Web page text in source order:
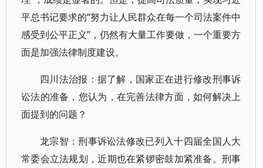
平总书记要求的“努力让人民群众在每一个司法案件中
感受到公平正义”，仍然有大量工作要做，一个重要方
面是加强法律制度建设。
四川法治报：据了解，国家正在进行修改刑事诉
讼法的准备，您认为，在完善法律方面，如何解决上
面提到的问题？
龙宗智：刑事诉讼法修改已列入十四届全国人大
常委会立法规划，近期也在紧锣密鼓加紧准备。刑事